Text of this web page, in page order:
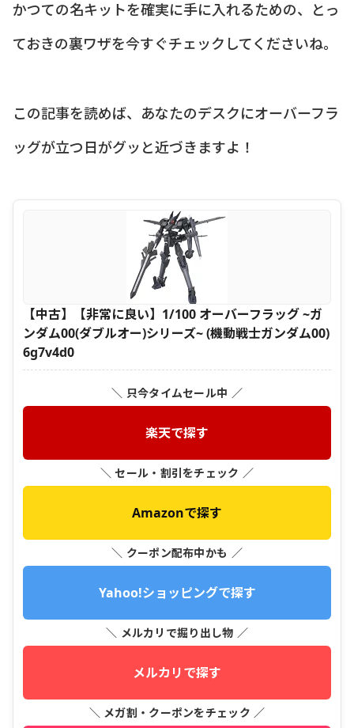
かつての名キットを確実に手に入れるための、とっ
ておきの裏ワザを今すぐチェックしてくださいね。
この記事を読めば、あなたのデスクにオーバーフラ
ッグが立つ日がグッと近づきますよ！
【中古】【非常に良い】1/100 オーバーフラッグ ~ガ
ンダム00(ダブルオー)シリーズ~ (機動戦士ガンダム00)
6g7v4d0
＼ 只今タイムセール中 ／
楽天で探す
＼ セール・割引をチェック ／
Amazonで探す
＼ クーポン配布中かも ／
Yahoo!ショッピングで探す
＼ メルカリで掘り出し物 ／
メルカリで探す
＼ メガ割・クーポンをチェック ／